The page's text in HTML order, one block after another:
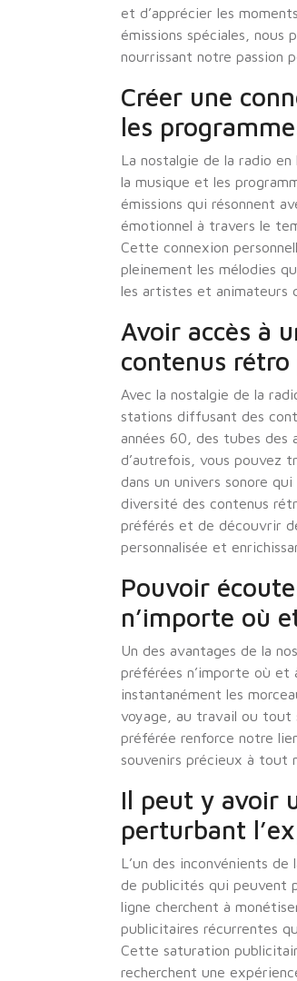
et d’apprécier les
émissions spéciales, nous
nourrissant notre passion
Créer une
les
La nostalgie de la radio
la musique et les
émissions qui résonnent
émotionnel à travers le
Cette connexion
pleinement les mélodies
les artistes et animateurs
Avoir accès à
contenus
Avec la nostalgie de la
stations diffusant des
années 60, des tubes des
d’autrefois, vous pouvez
dans un univers sonore
diversité des contenus
préférés et de découvrir
personnalisée et
Pouvoir
n’importe où
Un des avantages de la
préférées n’importe où et
instantanément les
voyage, au travail ou tout
préférée renforce notre
souvenirs précieux à tout
Il peut y avoir
perturbant
L’un des inconvénients
de publicités qui peuvent
ligne cherchent à
publicitaires récurrentes
Cette saturation
recherchent une